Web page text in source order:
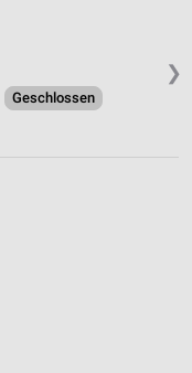
❯
Geschlossen